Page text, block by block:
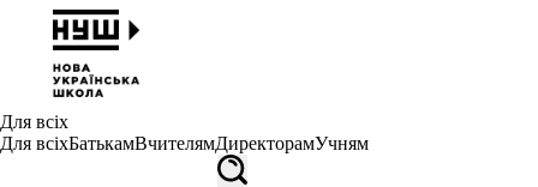
Для всіх
Для всіхБатькамВчителямДиректорамУчням